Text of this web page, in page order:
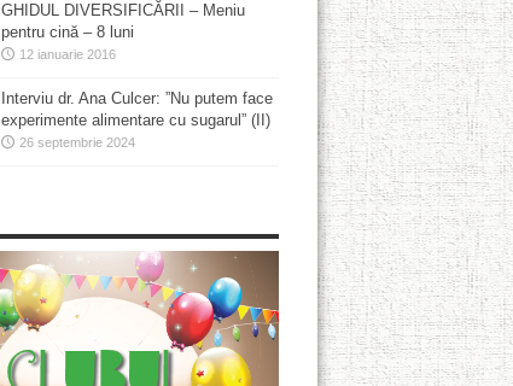
GHIDUL DIVERSIFICĂRII – Meniu
pentru cină – 8 luni
12 ianuarie 2016
Interviu dr. Ana Culcer: ”Nu putem face
experimente alimentare cu sugarul” (II)
26 septembrie 2024